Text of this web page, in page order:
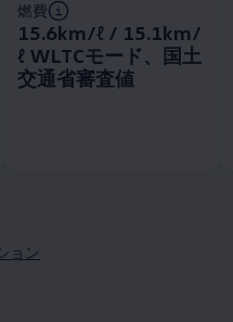
燃費
15.6km/ℓ / 15.1km/
ℓ WLTCモード、国土
交通省審査値
ョン